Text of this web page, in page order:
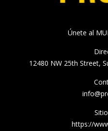
Únete al
12480 NW 25th Street,
https://